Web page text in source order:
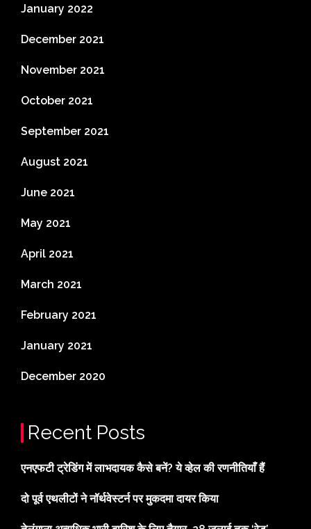
January 2022
December 2021
November 2021
October 2021
September 2021
August 2021
June 2021
May 2021
April 2021
March 2021
February 2021
January 2021
December 2020
Recent Posts
एनएफटी ट्रेडिंग में लाभदायक कैसे बनें? ये व्हेल की रणनीतियाँ हैं
दो पूर्व एथलीटों ने नॉर्थवेस्टर्न पर मुकदमा दायर किया